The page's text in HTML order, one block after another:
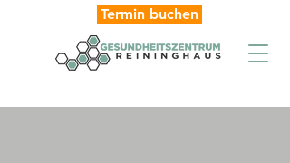
Termin buchen